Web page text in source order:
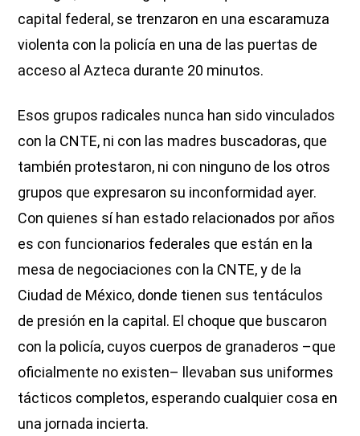
capital federal, se trenzaron en una escaramuza
violenta con la policía en una de las puertas de
acceso al Azteca durante 20 minutos.
Esos grupos radicales nunca han sido vinculados
con la CNTE, ni con las madres buscadoras, que
también protestaron, ni con ninguno de los otros
grupos que expresaron su inconformidad ayer.
Con quienes sí han estado relacionados por años
es con funcionarios federales que están en la
mesa de negociaciones con la CNTE, y de la
Ciudad de México, donde tienen sus tentáculos
de presión en la capital. El choque que buscaron
con la policía, cuyos cuerpos de granaderos –que
oficialmente no existen– llevaban sus uniformes
tácticos completos, esperando cualquier cosa en
una jornada incierta.